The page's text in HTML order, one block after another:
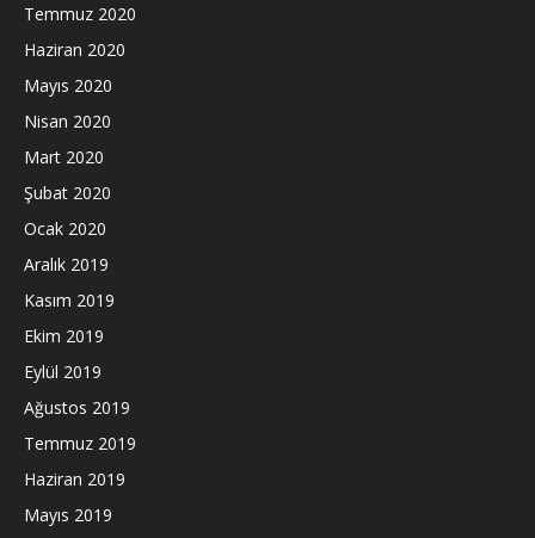
Temmuz 2020
Haziran 2020
Mayıs 2020
Nisan 2020
Mart 2020
Şubat 2020
Ocak 2020
Aralık 2019
Kasım 2019
Ekim 2019
Eylül 2019
Ağustos 2019
Temmuz 2019
Haziran 2019
Mayıs 2019